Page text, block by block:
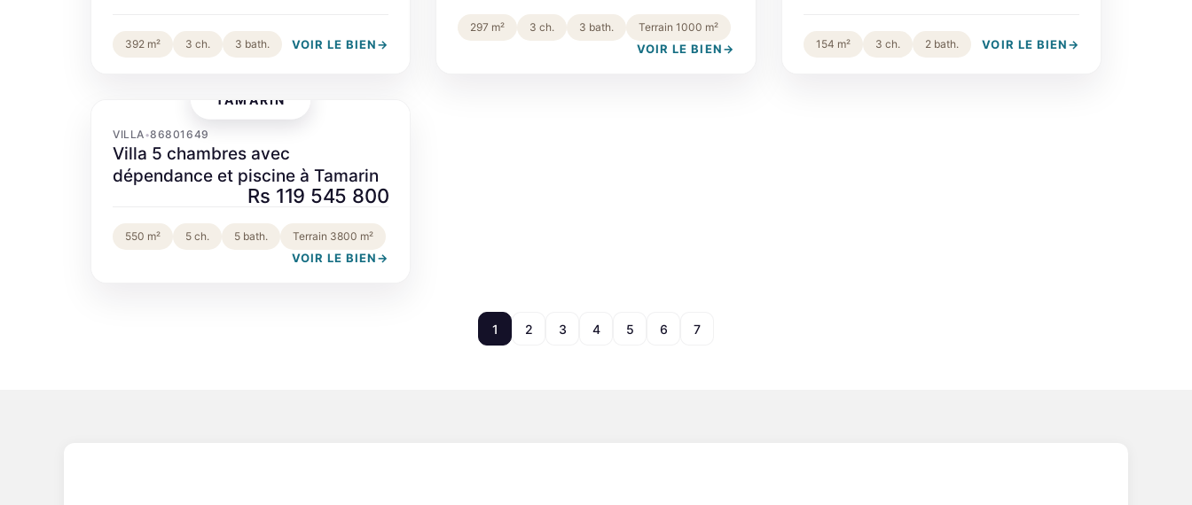
392 m² 3 ch. 3 bath. VOIR LE BIEN→
297 m² 3 ch. 3 bath. Terrain 1000 m²
VOIR LE BIEN→ 154 m² 3 ch. 2 bath. VOIR LE BIEN→
TAMARIN
VILLA•86801649
Villa 5 chambres avec
dépendance et piscine à Tamarin
Rs 119 545 800
550 m² 5 ch. 5 bath. Terrain 3800 m²
VOIR LE BIEN→
1 2 3 4 5 6 7